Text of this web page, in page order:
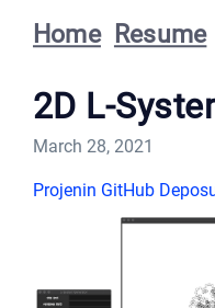
Home Resume
2D L-
March 28, 2021
Projenin GitHub